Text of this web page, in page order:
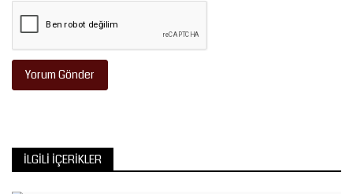
Yorum Gönder
İLGILI İÇERIKLER